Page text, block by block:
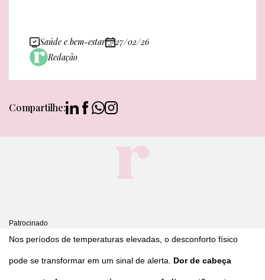
Saúde e bem-estar
27/02/26
Redação
Compartilhe:
Patrocinado
Nos períodos de temperaturas elevadas, o desconforto físico
pode se transformar em um sinal de alerta. Dor de cabeça